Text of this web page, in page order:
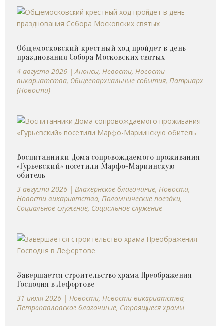
Общемосковский крестный ход пройдет в день
празднования Собора Московских святых
4 августа 2026 |Анонсы, Новости, Новости
викариатства, Общеепархиальные события, Патриарх
(Новости)
Воспитанники Дома сопровождаемого проживания
«Гурьевский» посетили Марфо-Мариинскую
обитель
3 августа 2026 | Влахернское благочиние, Новости,
Новости викариатства, Паломнические поездки,
Социальное служение, Социальное служение
Завершается строительство храма Преображения
Господня в Лефортове
31 июля 2026 | Новости, Новости викариатства,
Петропавловское благочиние, Строящиеся храмы